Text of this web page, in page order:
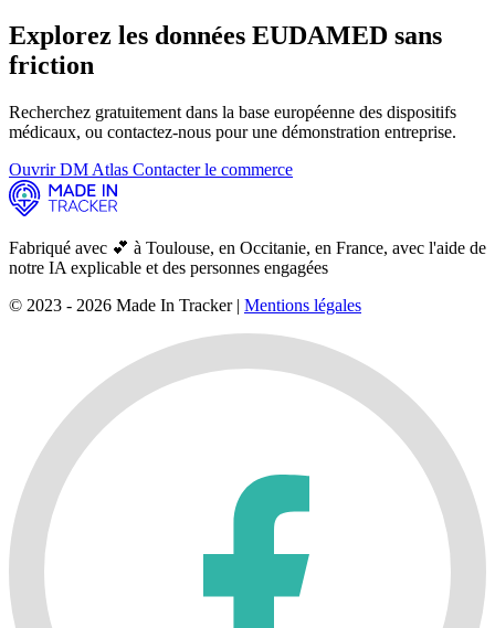
Explorez les données EUDAMED sans
friction
Recherchez gratuitement dans la base européenne des dispositifs
médicaux, ou contactez-nous pour une démonstration entreprise.
Ouvrir DM Atlas Contacter le commerce
Fabriqué avec 💕 à Toulouse, en Occitanie, en France, avec l'aide de
notre IA explicable et des personnes engagées
© 2023 - 2026 Made In Tracker | Mentions légales